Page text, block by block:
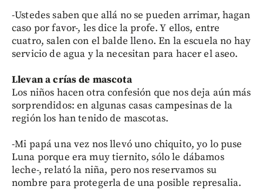
-Ustedes saben que allá no se pueden arrimar, hagan
caso por favor-, les dice la profe. Y ellos, entre
cuatro, salen con el balde lleno. En la escuela no hay
servicio de agua y la necesitan para hacer el aseo.
Llevan a crías de mascota
Los niños hacen otra confesión que nos deja aún más
sorprendidos: en algunas casas campesinas de la
región los han tenido de mascotas.
-Mi papá una vez nos llevó uno chiquito, yo lo puse
Luna porque era muy tiernito, sólo le dábamos
leche-, relató la niña, pero nos reservamos su
nombre para protegerla de una posible represalia.